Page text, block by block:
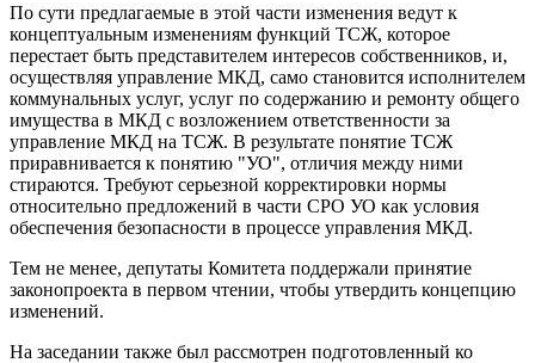
По сути предлагаемые в этой части изменения ведут к
концептуальным изменениям функций ТСЖ, которое
перестает быть представителем интересов собственников, и,
осуществляя управление МКД, само становится исполнителем
коммунальных услуг, услуг по содержанию и ремонту общего
имущества в МКД с возложением ответственности за
управление МКД на ТСЖ. В результате понятие ТСЖ
приравнивается к понятию "УО", отличия между ними
стираются. Требуют серьезной корректировки нормы
относительно предложений в части СРО УО как условия
обеспечения безопасности в процессе управления МКД.
Тем не менее, депутаты Комитета поддержали принятие
законопроекта в первом чтении, чтобы утвердить концепцию
изменений.
На заседании также был рассмотрен подготовленный ко